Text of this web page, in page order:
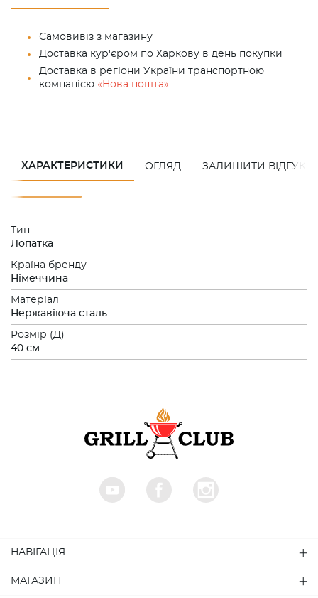
Самовивіз з магазину
Доставка кур'єром по Харкову в день покупки
Доставка в регіони України транспортною
компанією «Нова пошта»
ХАРАКТЕРИСТИКИ ОГЛЯД ЗАЛИШИТИ ВІДГУК
Тип
Лопатка
Країна бренду
Німеччина
Матеріал
Нержавіюча сталь
Розмiр (Д)
40 см
НАВІГАЦІЯ
МАГАЗИН